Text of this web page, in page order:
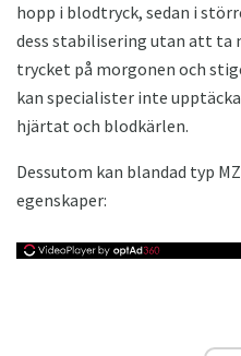
hopp i blodtryck, sedan i
dess stabilisering utan att ta
trycket på morgonen och
kan specialister inte
hjärtat och blodkärlen.
Dessutom kan blandad typ
egenskaper: